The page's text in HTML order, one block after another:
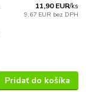
11,90 EUR/ks
9,67 EUR bez DPH
Pridať do košíka